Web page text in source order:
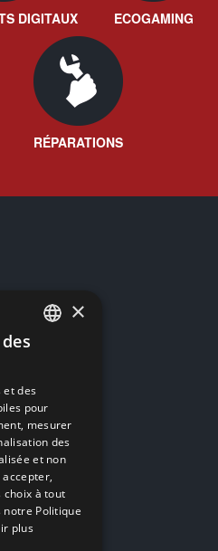
DIGITAUX ECOGAMING
RÉPARATIONS
4
cash
ENGLISH
×
et des
pour
mesurer
des
et non
accepter,
choix à tout
notre Politique
plus